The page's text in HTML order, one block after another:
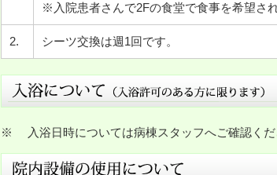
※入院患者さんで2Fの食堂で食事を希望さ
2. シーツ交換は週1回です。
※ 入浴日時については病棟スタッフへご確認くだ